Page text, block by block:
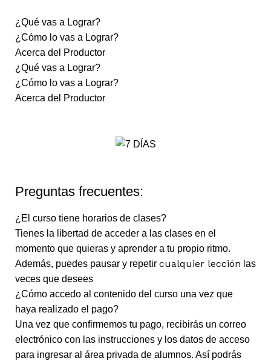
¿Qué vas a Lograr?
¿Cómo lo vas a Lograr?
Acerca del Productor
¿Qué vas a Lograr?
¿Cómo lo vas a Lograr?
Acerca del Productor
Preguntas frecuentes:
¿El curso tiene horarios de clases?
Tienes la libertad de acceder a las clases en el
momento que quieras y aprender a tu propio ritmo.
Además, puedes pausar y repetir cualquier lección las
veces que desees
¿Cómo accedo al contenido del curso una vez que
haya realizado el pago?
Una vez que confirmemos tu pago, recibirás un correo
electrónico con las instrucciones y los datos de acceso
para ingresar al área privada de alumnos. Así podrás